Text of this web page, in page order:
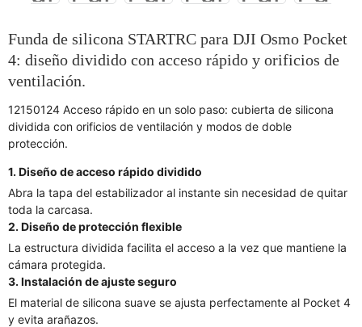
Funda de silicona STARTRC para DJI Osmo Pocket
4: diseño dividido con acceso rápido y orificios de
ventilación.
12150124 Acceso rápido en un solo paso: cubierta de silicona
dividida con orificios de ventilación y modos de doble
protección.
1. Diseño de acceso rápido dividido
Abra la tapa del estabilizador al instante sin necesidad de quitar
toda la carcasa.
2. Diseño de protección flexible
La estructura dividida facilita el acceso a la vez que mantiene la
cámara protegida.
3. Instalación de ajuste seguro
El material de silicona suave se ajusta perfectamente al Pocket 4
y evita arañazos.